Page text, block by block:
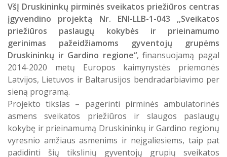
Mobilios komandos aprūpinimas įranga ir transporto
priemone Druskininkų savivaldybėje
Sveikatos priežiūros paslaugų kokybės ir prieinamumo
gerinimas pažeidžiamoms gyventojų grupėms
Druskininkų ir Gardino regione
VšĮ Druskininkų pirminės sveikatos priežiūros centro
kartu su Gardino centrinės miesto poliklinikos iš
Baltarusijos parengta informacinė medžiaga, aktuali
Druskininkų savivaldybės vyresnio amžiaus gyventojams
bei neįgaliesiems
VšĮ Druskininkų pirminės sveikatos priežiūros centras
įgyvendino projektą Nr. ENI-LLB-1-043 ,,Sveikatos
priežiūros paslaugų kokybės ir prieinamumo
gerinimas pažeidžiamoms gyventojų grupėms
Druskininkų ir Gardino regione“, finansuojamą pagal
2014-2020 metų Europos kaimynystės priemonės
Latvijos, Lietuvos ir Baltarusijos bendradarbiavimo per
sieną programą.
Projekto tikslas – pagerinti pirminės ambulatorinės
asmens sveikatos priežiūros ir slaugos paslaugų
kokybę ir prieinamumą Druskininkų ir Gardino regionų
vyresnio amžiaus asmenims ir neįgaliesiems, taip pat
padidinti šių tikslinių gyventojų grupių sveikatos